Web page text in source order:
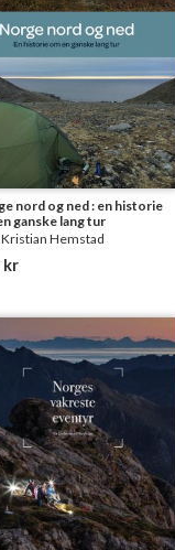
nord og ned : en historie
ganske lang tur
Kristian Hemstad
kr